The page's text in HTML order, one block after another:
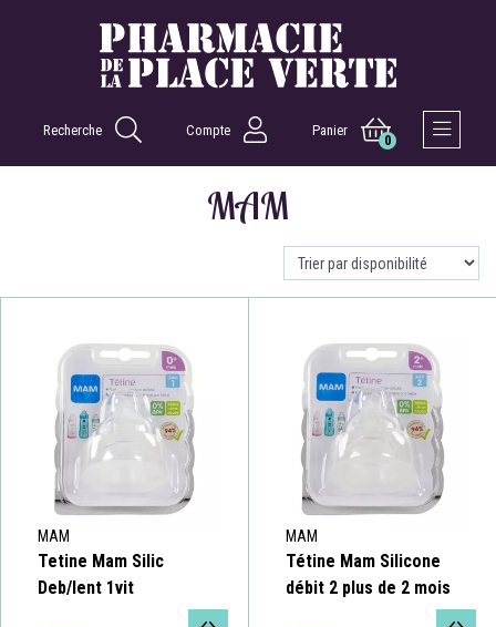
Recherche Compte Panier
0
MAM
MAM
Tetine Mam Silic
Deb/lent 1vit
MAM
Tétine Mam Silicone
débit 2 plus de 2 mois